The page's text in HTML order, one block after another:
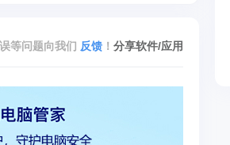
分享软件/应用
等问题向我们 反馈 ！